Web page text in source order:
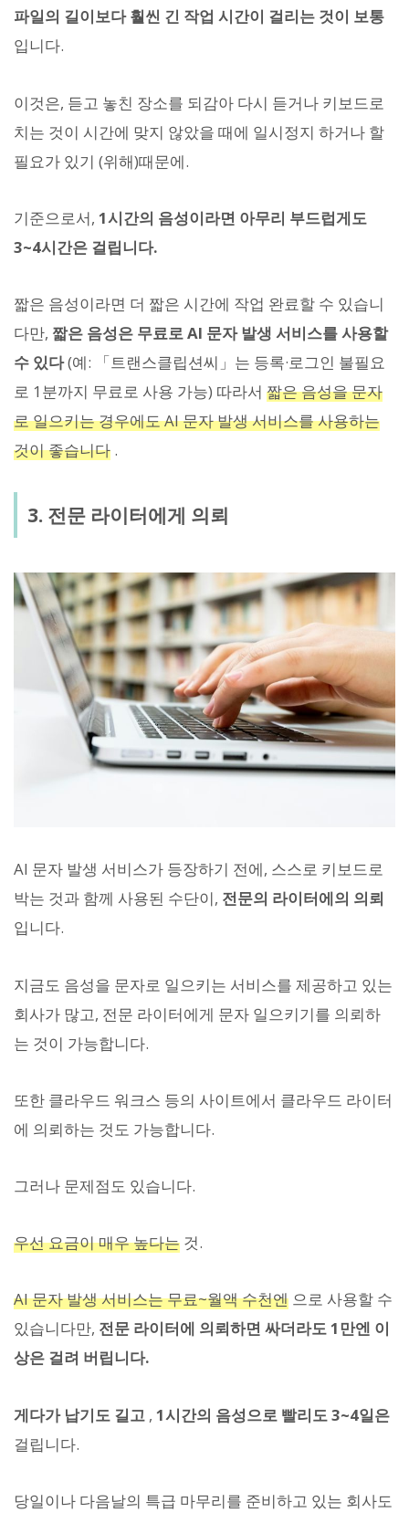
파일의 길이보다 훨씬 긴 작업 시간이 걸리는 것이 보통
입니다.
이것은, 듣고 놓친 장소를 되감아 다시 듣거나 키보드로
치는 것이 시간에 맞지 않았을 때에 일시정지 하거나 할
필요가 있기 (위해)때문에.
기준으로서, 1시간의 음성이라면 아무리 부드럽게도
3~4시간은 걸립니다.
짧은 음성이라면 더 짧은 시간에 작업 완료할 수 있습니
다만, 짧은 음성은 무료로 AI 문자 발생 서비스를 사용할
수 있다(예: 「트랜스클립션씨」는 등록·로그인 불필요
로 1분까지 무료로 사용 가능) 따라서 짧은 음성을 문자
로 일으키는 경우에도 AI 문자 발생 서비스를 사용하는
것이 좋습니다 .
3. 전문 라이터에게 의뢰
AI 문자 발생 서비스가 등장하기 전에, 스스로 키보드로
박는 것과 함께 사용된 수단이, 전문의 라이터에의 의뢰
입니다.
지금도 음성을 문자로 일으키는 서비스를 제공하고 있는
회사가 많고, 전문 라이터에게 문자 일으키기를 의뢰하
는 것이 가능합니다.
또한 클라우드 워크스 등의 사이트에서 클라우드 라이터
에 의뢰하는 것도 가능합니다.
그러나 문제점도 있습니다.
우선 요금이 매우 높다는 것.
AI 문자 발생 서비스는 무료~월액 수천엔 으로 사용할 수
있습니다만, 전문 라이터에 의뢰하면 싸더라도 1만엔 이
상은 걸려 버립니다.
게다가 납기도 길고 , 1시간의 음성으로 빨리도 3~4일은
걸립니다.
당일이나 다음날의 특급 마무리를 준비하고 있는 회사도